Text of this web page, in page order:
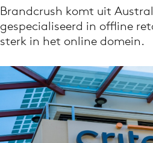
Nieuws
Menu
Home
Brandcrush komt uit
gespecialiseerd in offline
sterk in het online domein.